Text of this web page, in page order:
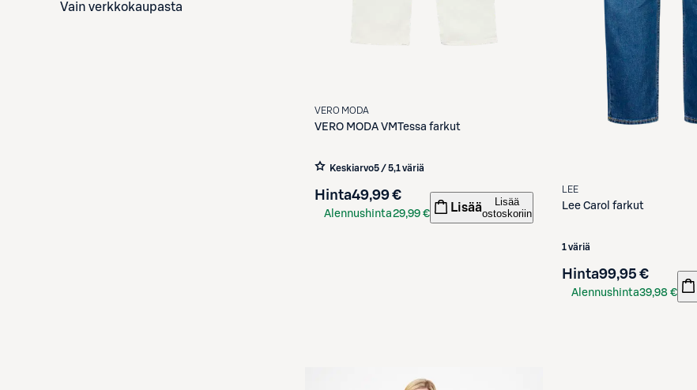
Vain verkkokaupasta
VERO MODA
VERO MODA VMTessa farkut
Keskiarvo5 / 5,1 väriä
Hinta49,99 €
Alennushinta29,99 € Lisää
Lisää
ostoskoriin
LEE
Lee Carol farkut
1 väriä
Hinta99,95 €
Alennushinta39,98 €